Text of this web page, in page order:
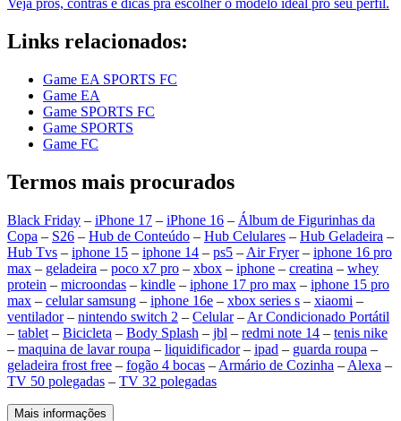
Veja prós, contras e dicas pra escolher o modelo ideal pro seu perfil.
Links relacionados:
Game EA SPORTS FC
Game EA
Game SPORTS FC
Game SPORTS
Game FC
Termos mais procurados
Black Friday – iPhone 17 – iPhone 16 – Álbum de Figurinhas da
Copa – S26 – Hub de Conteúdo – Hub Celulares – Hub Geladeira –
Hub Tvs – iphone 15 – iphone 14 – ps5 – Air Fryer– iphone 16 pro
max – geladeira – poco x7 pro – xbox – iphone – creatina – whey
protein – microondas – kindle – iphone 17 pro max – iphone 15 pro
max – celular samsung – iphone 16e – xbox series s – xiaomi –
ventilador– nintendo switch 2 – Celular– Ar Condicionado Portátil
– tablet – Bicicleta – Body Splash – jbl – redmi note 14 – tenis nike
– maquina de lavar roupa – liquidificador– ipad – guarda roupa –
geladeira frost free – fogão 4 bocas – Armário de Cozinha – Alexa –
TV 50 polegadas – TV 32 polegadas
Mais informações